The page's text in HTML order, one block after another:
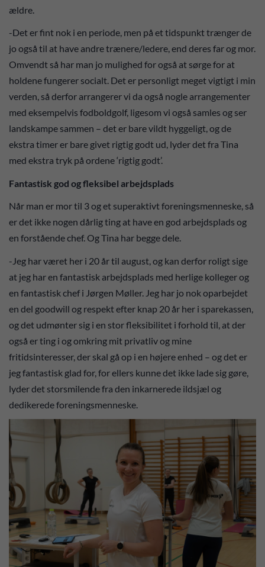
ældre.
-Det er fint nok i en periode, men på et tidspunkt trænger de
jo også til at have andre trænere/ledere, end deres far og mor.
Omvendt så har man jo mulighed for også at sørge for at
holdene fungerer socialt. Det er personligt meget vigtigt i min
verden, så derfor arrangerer vi da også nogle arrangementer
med eksempelvis fodboldgolf, ligesom vi også samles og ser
landskampe sammen – det er bare vildt hyggeligt, og de
ekstra timer er bare givet rigtig godt ud, lyder det fra Tina
med ekstra tryk på ordene ‘rigtig godt’.
Fantastisk god og fleksibel arbejdsplads
Når man er mor til 3 og et superaktivt foreningsmenneske, så
er det ikke nogen dårlig ting at have en god arbejdsplads og
en forstående chef. Og Tina har begge dele.
-Jeg har været her i 20 år til august, og kan derfor roligt sige
at jeg har en fantastisk arbejdsplads med herlige kolleger og
en fantastisk chef i Jørgen Møller. Jeg har jo nok oparbejdet
en del goodwill og respekt efter knap 20 år her i sparekassen,
og det udmønter sig i en stor fleksibilitet i forhold til, at der
også er ting i og omkring mit privatliv og mine
fritidsinteresser, der skal gå op i en højere enhed – og det er
jeg fantastisk glad for, for ellers kunne det ikke lade sig gøre,
lyder det storsmilende fra den inkarnerede ildsjæl og
dedikerede foreningsmenneske.